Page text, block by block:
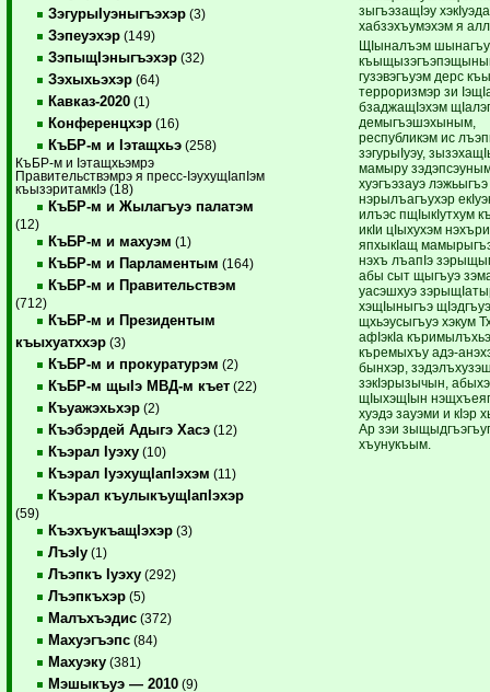
ЗэгурыIуэныгъэхэр (3)
Зэпеуэхэр (149)
ЗэпыщIэныгъэхэр (32)
Зэхыхьэхэр (64)
Кавказ-2020 (1)
Конференцхэр (16)
КъБР-м и Iэтащхьэ (258)
КъБР-м и Iэтащхьэмрэ
Правительствэмрэ я пресс-IэухущIапIэм
къызэритамкIэ (18)
КъБР-м и Жылагъуэ палатэм
(12)
КъБР-м и махуэм (1)
КъБР-м и Парламентым (164)
КъБР-м и Правительствэм
(712)
КъБР-м и Президентым
къыхуатххэр (3)
КъБР-м и прокуратурэм (2)
КъБР-м щыIэ МВД-м къет (22)
Къуажэхьхэр (2)
Къэбэрдей Адыгэ Хасэ (12)
Къэрал Iуэху (10)
Къэрал IуэхущIапIэхэм (11)
Къэрал къулыкъущIапIэхэр
(59)
КъэхъукъащIэхэр (3)
ЛъэIу (1)
Лъэпкъ Iуэху (292)
Лъэпкъхэр (5)
Малъхъэдис (372)
Махуэгъэпс (84)
Махуэку (381)
Мэшыкъуэ — 2010 (9)
зыгъэзащIэу хэкIуэда
хабзэхъумэхэм я
ЩIыналъэм
гузэвэгъуэм дерс
терроризмэр зи
бзаджащIэхэм
демыгъэшэхыным,
республикэм ис
зэгурыIуэу,
мамыру
хуэгъэзауэ лэжьыгъэ
нэрылъагъухэр
илъэс пщIыкIутхум
икIи цIыхухэм
япхыкIащ
нэхъ лъапIэ
абы сыт щыгъуэ
уасэшхуэ
хэщIыныгъэ
щхьэусыгъуэ хэкум
афIэкIа
къремыхъу адэ-
бынхэр,
зэкIэрызычын,
щIыхэщIын
хуэдэ зауэми и кIэр
Ар зэи
хъунукъым.